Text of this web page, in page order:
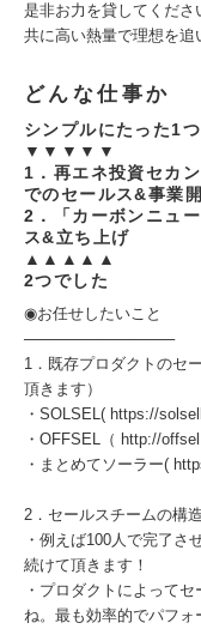
是非お力を貸してくださ
共に高い熱量で理想を追
どんな仕事か
シンプルにたった1つ
▼▼▼▼▼
1．再エネ投資セカ
でのセールス&事業
2．「カーボンニュ
ス&立ち上げ
▲▲▲▲▲
2つでした
◉お任せしたいこと
──────────────
1．既存プロダクトのセ
頂きます）
・SOLSEL( https://
・OFFSEL（ http://
・まとめてソーラー(
2．セールスチームの構
・例えば100人で完了さ
続けて頂きます！
・プロダクトによって
ね。最も効率的でパフ